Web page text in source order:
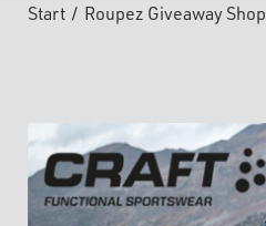
Start / Roupez Giveaway Shop